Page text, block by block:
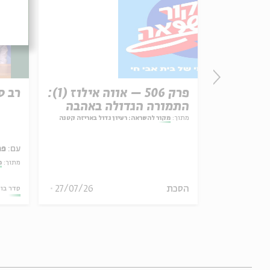
רב
עם:
מתוך:
סדר
פרק 506 – אווה אילוז (1):
התמורה הגדולה באהבה
מתוך: מקור להשראה: רעיון גדול באריזה קטנה
הסכת 27/07/26